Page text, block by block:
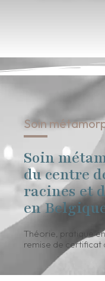
Soin
Soin
du centre
racines et
en
Théorie, pratique
remise de certificat